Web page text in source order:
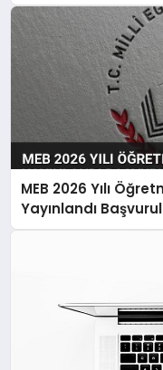
MEB 2026 Yılı
Yayınlandı